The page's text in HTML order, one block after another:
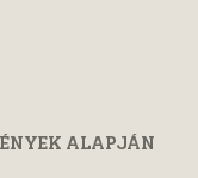
ALAPJÁN